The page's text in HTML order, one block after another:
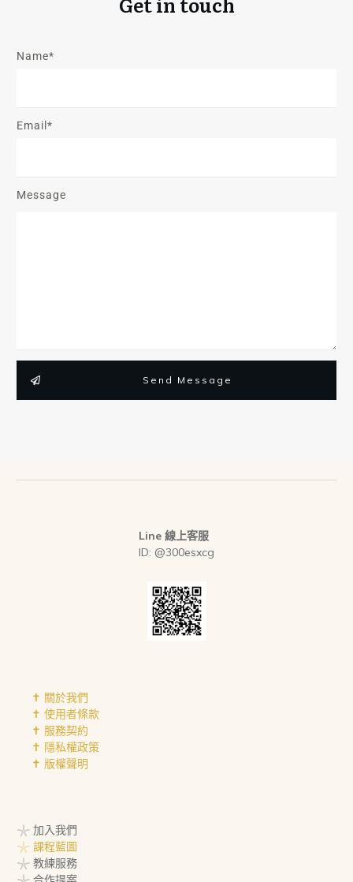
Name*
Email*
Message
Send Message
Line 線上客服
ID: @300esxcg
✝︎ 關於我們
✝︎ 使用者條款
✝︎ 服務契約
✝︎ 隱私權政策
✝︎ 版權聲明
𓇼 加入我們
𓇼 課程藍圖
𓇼 教練服務